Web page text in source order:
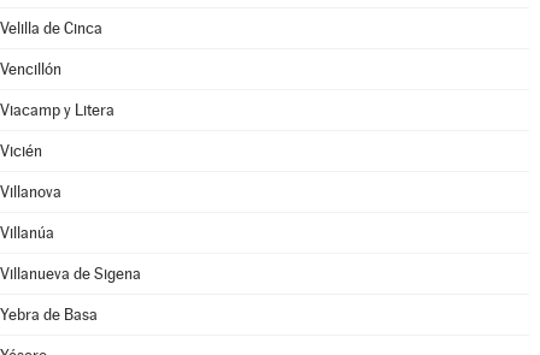
Velilla de Cinca
Vencillón
Viacamp y Litera
Vicién
Villanova
Villanúa
Villanueva de Sigena
Yebra de Basa